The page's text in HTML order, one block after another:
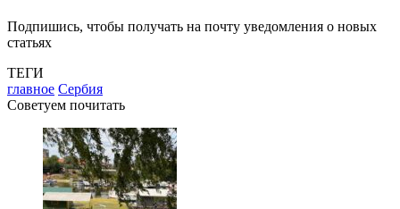
Подпишись, чтобы получать на почту уведомления о новых
статьях
ТЕГИ
главное Сербия
Советуем почитать